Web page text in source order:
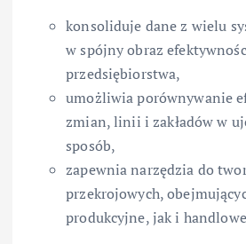
konsoliduje dane z wielu
w spójny obraz
przedsiębiorstwa,
umożliwia porównywanie
zmian, linii i zakładów w
sposób,
zapewnia narzędzia do
przekrojowych,
produkcyjne, jak i